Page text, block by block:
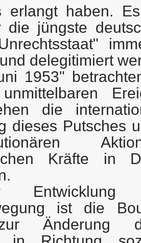
erlangt haben.
die jüngste
delegitimiert
1953"
die
dieses Putsches
Kräfte in
ist die
Änderung